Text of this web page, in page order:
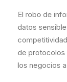
El robo de
datos
de protocolos
los negocios